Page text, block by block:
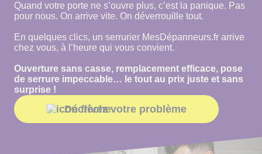
Quand votre porte ne s’ouvre plus, c’est la panique. Pas
pour nous. On arrive vite. On déverrouille tout.
En quelques clics, un serrurier MesDépanneurs.fr arrive
chez vous, à l’heure qui vous convient.
Ouverture sans casse, remplacement efficace, pose
de serrure impeccable… le tout au prix juste et sans
surprise !
Décrivez votre problème